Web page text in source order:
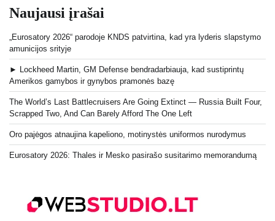
Naujausi įrašai
„Eurosatory 2026“ parodoje KNDS patvirtina, kad yra lyderis slapstymo
amunicijos srityje
► Lockheed Martin, GM Defense bendradarbiauja, kad sustiprintų
Amerikos gamybos ir gynybos pramonės bazę
The World’s Last Battlecruisers Are Going Extinct — Russia Built Four,
Scrapped Two, And Can Barely Afford The One Left
Oro pajėgos atnaujina kapeliono, motinystės uniformos nurodymus
Eurosatory 2026: Thales ir Mesko pasirašo susitarimo memorandumą